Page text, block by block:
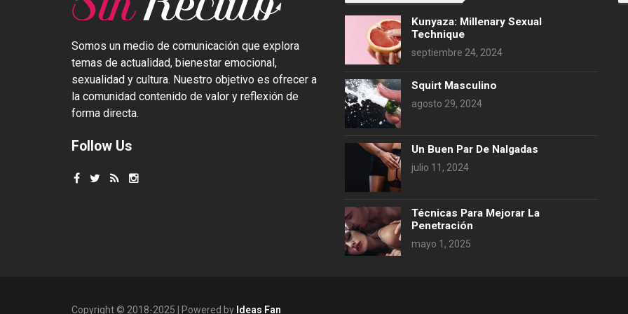
Somos un medio de comunicación que explora
temas de actualidad, bienestar emocional,
sexualidad y cultura. Nuestro objetivo es ofrecer a
la comunidad contenido de valor y reflexión de
forma directa.
Follow Us
Kunyaza: Millenary Sexual
Technique
septiembre 24, 2024
Squirt Masculino
agosto 29, 2024
Un Buen Par De Nalgadas
julio 11, 2024
Técnicas Para Mejorar La
Penetración
mayo 1, 2025
Copyright © 2018-2025 | Powered by Ideas Fan